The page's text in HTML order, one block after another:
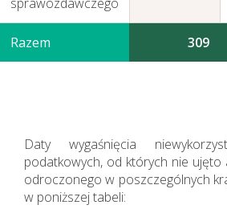
Razem 309
Daty wygaśnięcia
podatkowych, od których nie ujęto
odroczonego w poszczególnych
w poniższej tabeli: